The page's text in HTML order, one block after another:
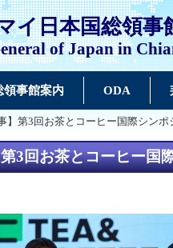
イ日本国総領事
of Japan in
領事館案内 ODA
】第3回お茶とコーヒー国際シンポ
3回お茶とコーヒー国